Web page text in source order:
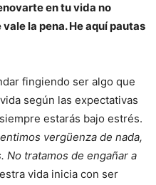
en tu vida no
la pena. He aquí pautas
fingiendo ser algo que
según las expectativas
estarás bajo estrés.
vergüenza de nada,
No tratamos de engañar a
vida inicia con ser